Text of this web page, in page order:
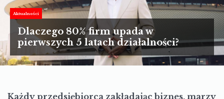
MOTORYZACJA
LIFESTYLE
Aktualności
Dlaczego 80% firm upada w
pierwszych 5 latach działalności?
Każdy przedsiębiorca zakładając biznes, marzy